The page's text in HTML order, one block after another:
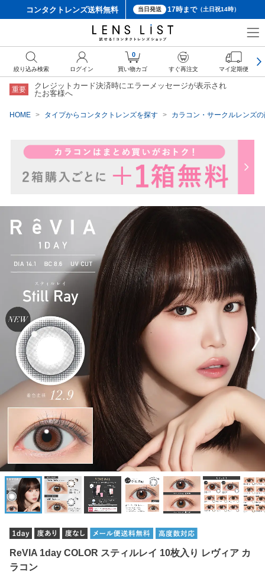
コンタクトレンズ送料無料 当日発送 17時まで（土日祝14時）
重要
クレジットカード決済時にエラーメッセージが表示され
たお客様へ
HOME タイプからコンタクトレンズを探す カラコン・サークルレンズ
ReVIA 1day COLOR スティルレイ 10枚入り レヴィア カ
ラコン
絞り込み検索 ログイン
0
買い物カゴ すぐ再注文 マイ定期便
クーポン詳細